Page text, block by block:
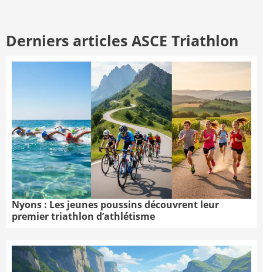
Derniers articles ASCE Triathlon
Nyons : Les jeunes poussins découvrent leur
premier triathlon d’athlétisme